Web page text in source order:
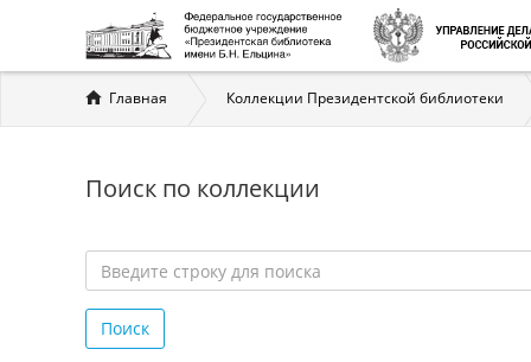
Вы
здесь
Главная Коллекции Президентской библиотеки
Поиск по коллекции
строку
для
Поиск